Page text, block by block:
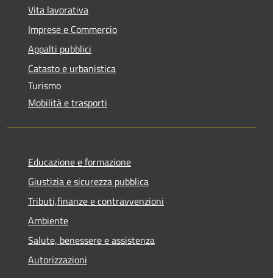
Vita lavorativa
Imprese e Commercio
Appalti pubblici
Catasto e urbanistica
Turismo
Mobilità e trasporti
Educazione e formazione
Giustizia e sicurezza pubblica
Tributi,finanze e contravvenzioni
Ambiente
Salute, benessere e assistenza
Autorizzazioni